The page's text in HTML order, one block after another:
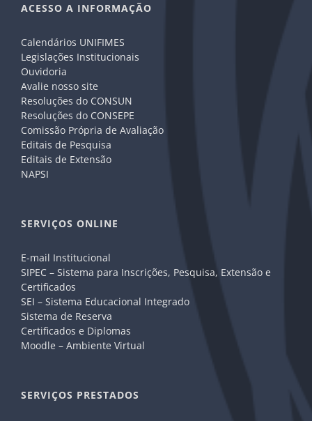
ACESSO A INFORMAÇÃO
Calendários UNIFIMES
Legislações Institucionais
Ouvidoria
Avalie nosso site
Resoluções do CONSUN
Resoluções do CONSEPE
Comissão Própria de Avaliação
Editais de Pesquisa
Editais de Extensão
NAPSI
SERVIÇOS ONLINE
E-mail Institucional
SIPEC – Sistema para Inscrições, Pesquisa, Extensão e
Certificados
SEI – Sistema Educacional Integrado
Sistema de Reserva
Certificados e Diplomas
Moodle – Ambiente Virtual
SERVIÇOS PRESTADOS